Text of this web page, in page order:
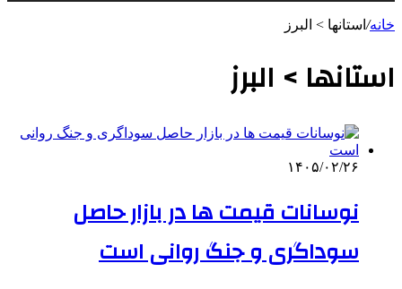
خانه/ استانها > البرز
استانها > البرز
۱۴۰۵/۰۲/۲۶
نوسانات قیمت ها در بازار حاصل
سوداگری و جنگ روانی است